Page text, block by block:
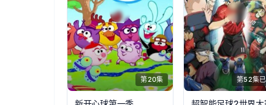
第20集 第52集